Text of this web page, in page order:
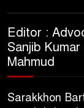
Editor :
Sanjib
Mahmud
Sarakkhon